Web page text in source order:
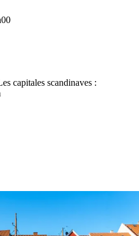
capitales scandinaves :